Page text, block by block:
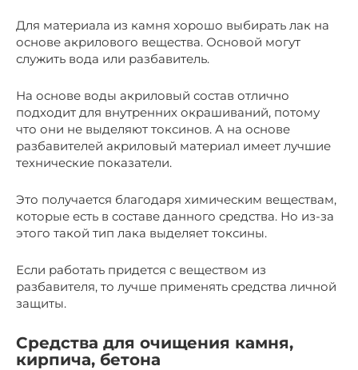
Для материала из камня хорошо выбирать лак на
основе акрилового вещества. Основой могут
служить вода или разбавитель.
На основе воды акриловый состав отлично
подходит для внутренних окрашиваний, потому
что они не выделяют токсинов. А на основе
разбавителей акриловый материал имеет лучшие
технические показатели.
Это получается благодаря химическим веществам,
которые есть в составе данного средства. Но из-за
этого такой тип лака выделяет токсины.
Если работать придется с веществом из
разбавителя, то лучше применять средства личной
защиты.
Средства для очищения камня,
кирпича, бетона